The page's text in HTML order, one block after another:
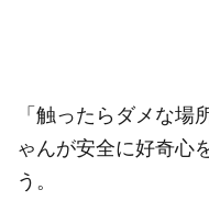
「触ったらダメな場
ゃんが安全に好奇心
う。